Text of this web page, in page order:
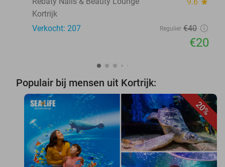
9.6
Kortrijk
Verkocht: 207
Regulier €40
€20
Populair bij mensen uit Kortrijk:
20%